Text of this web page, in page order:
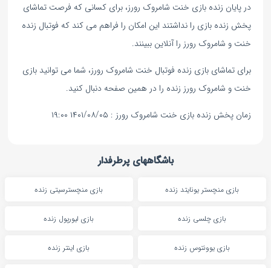
در پایان زنده بازی خنت شامروک رورز، برای کسانی که فرصت تماشای
پخش زنده بازی را نداشتند این امکان را فراهم می کند که فوتبال زنده
خنت و شامروک رورز را آنلاین ببینند.
برای تماشای بازی زنده فوتبال خنت شامروک رورز، شما می توانید بازی
خنت و شامروک رورز زنده را در همین صفحه دنبال کنید.
زمان پخش زنده بازی خنت شامروک رورز : ۱۴۰۱/۰۸/۰۵ ۱۹:۰۰
باشگاههای پرطرفدار
بازی منچستر یونایتد زنده بازی منچسترسیتی زنده
بازی چلسی زنده بازی لیورپول زنده
بازی یوونتوس زنده بازی اینتر زنده